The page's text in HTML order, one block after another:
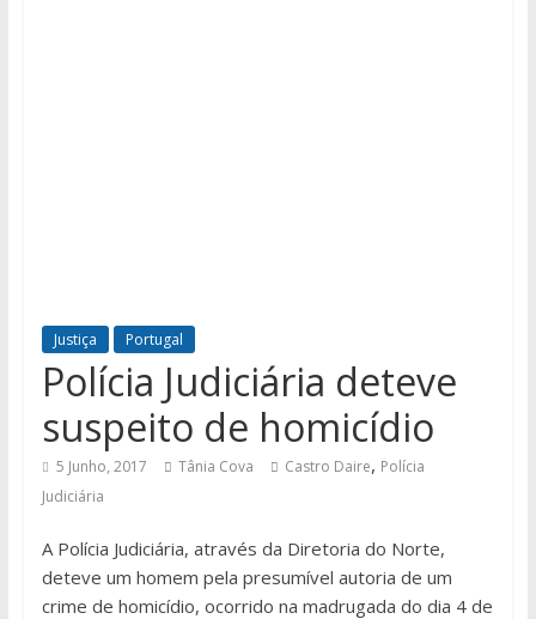
Justiça Portugal
Polícia Judiciária deteve
suspeito de homicídio
5 Junho, 2017 Tânia Cova Castro Daire, Polícia
Judiciária
A Polícia Judiciária, através da Diretoria do Norte,
deteve um homem pela presumível autoria de um
crime de homicídio, ocorrido na madrugada do dia 4 de